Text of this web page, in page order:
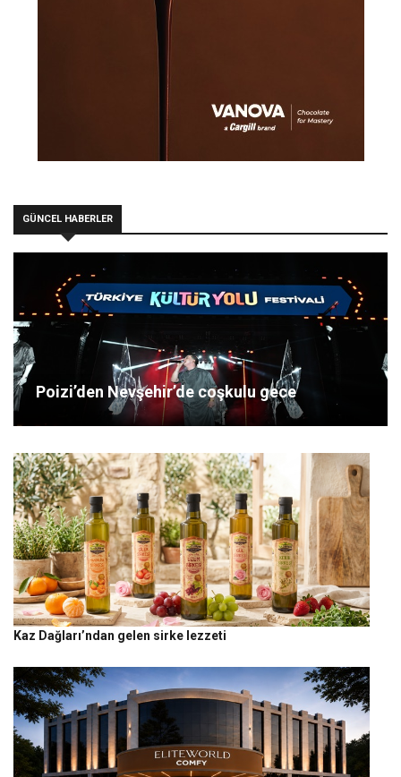
GÜNCEL HABERLER
Poizi’den Nevşehir’de coşkulu gece
Kaz Dağları’ndan gelen sirke lezzeti